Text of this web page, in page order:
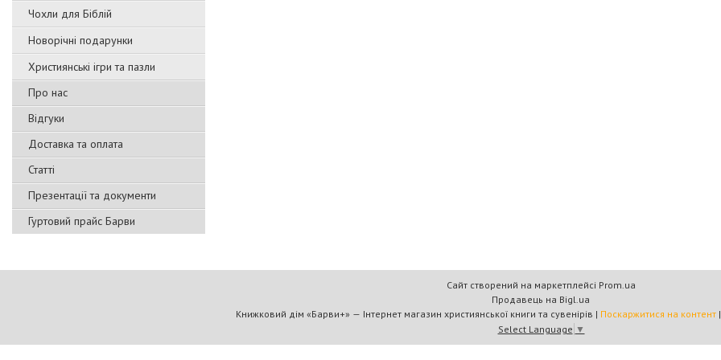
Чохли для Біблій
Новорічні подарунки
Християнські ігри та пазли
Про нас
Відгуки
Доставка та оплата
Статті
Презентації та документи
Гуртовий прайс Барви
Сайт створений на маркетплейсі Prom.ua
Продавець на Bigl.ua
Книжковий дім «Барви+» — Інтернет магазин християнської книги та сувенірів | Поскаржитися на контент |
Select Language ▼